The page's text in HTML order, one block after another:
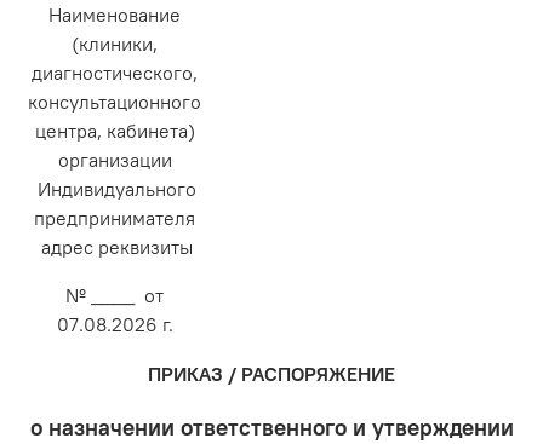
Наименование
(клиники,
диагностического,
консультационного
центра, кабинета)
организации
Индивидуального
предпринимателя
адрес реквизиты
№ ____ от
07.08.2026 г.
ПРИКАЗ / РАСПОРЯЖЕНИЕ
о назначении ответственного и утверждении